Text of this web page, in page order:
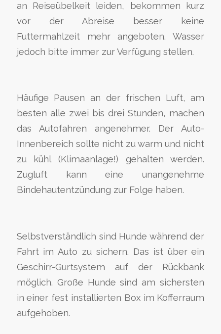
an Reiseübelkeit leiden, bekommen kurz
vor der Abreise besser keine
Futtermahlzeit mehr angeboten. Wasser
jedoch bitte immer zur Verfügung stellen.
Häufige Pausen an der frischen Luft, am
besten alle zwei bis drei Stunden, machen
das Autofahren angenehmer. Der Auto-
Innenbereich sollte nicht zu warm und nicht
zu kühl (Klimaanlage!) gehalten werden.
Zugluft kann eine unangenehme
Bindehautentzündung zur Folge haben.
Selbstverständlich sind Hunde während der
Fahrt im Auto zu sichern. Das ist über ein
Geschirr-Gurtsystem auf der Rückbank
möglich. Große Hunde sind am sichersten
in einer fest installierten Box im Kofferraum
aufgehoben.